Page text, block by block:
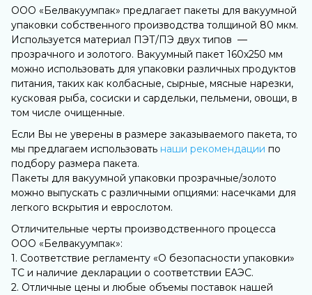
ООО «Белвакуумпак» предлагает пакеты для вакуумной
упаковки собственного производства толщиной 80 мкм.
Используется материал ПЭТ/ПЭ двух типов —
прозрачного и золотого. Вакуумный пакет 160х250 мм
можно использовать для упаковки различных продуктов
питания, таких как колбасные, сырные, мясные нарезки,
кусковая рыба, сосиски и сардельки, пельмени, овощи, в
том числе очищенные.
Если Вы не уверены в размере заказываемого пакета, то
мы предлагаем использовать наши рекомендации по
подбору размера пакета.
Пакеты для вакуумной упаковки прозрачные/золото
можно выпускать с различными опциями: насечками для
легкого вскрытия и еврослотом.
Отличительные черты производственного процесса
ООО «Белвакуумпак»:
1. Соответствие регламенту «О безопасности упаковки»
ТС и наличие декларации о соответствии ЕАЭС.
2. Отличные цены и любые объемы поставок нашей